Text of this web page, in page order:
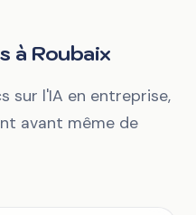
à Roubaix
sur l'IA en entreprise,
avant même de